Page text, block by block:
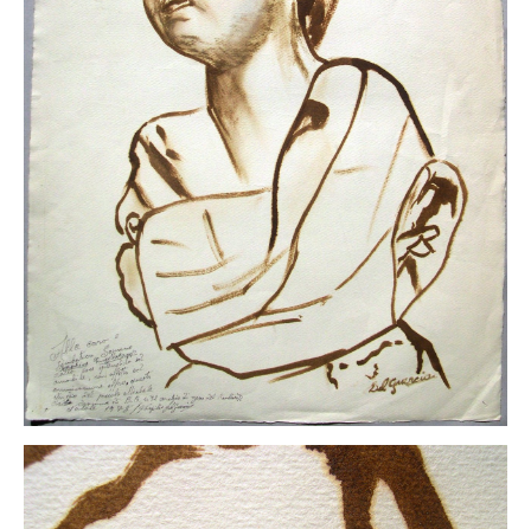
Theodor Zeller (1900-1986) Maler und
Visionär
Walter Becker (1893-1984) Malerei und Grafik
Der Maler Richard Sprick (1901-1976)
Über Uns
Kontakt
Publikationsliste
Über Uns
Impressum
Datenschutz
AGB